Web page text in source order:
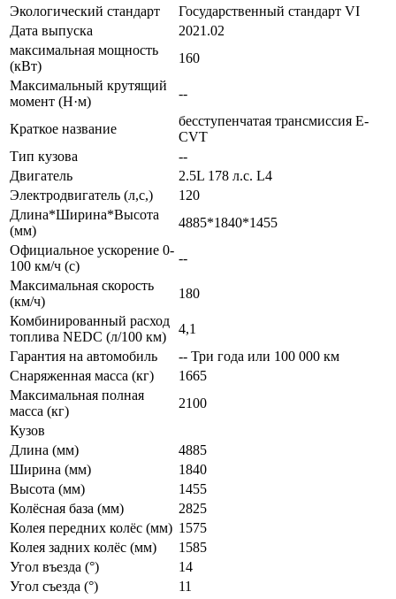
Экологический стандарт
Государственный стандарт VI
Дата выпуска
2021.02
максимальная мощность
(кВт)
160
Максимальный крутящий
момент (Н·м)
--
Краткое название
бесступенчатая трансмиссия E-
CVT
Тип кузова
--
Двигатель
2.5L 178 л.с. L4
Электродвигатель (л,с,)
120
Длина*Ширина*Высота
(мм)
4885*1840*1455
Официальное ускорение 0-
100 км/ч (с)
--
Максимальная скорость
(км/ч)
180
Комбинированный расход
топлива NEDC (л/100 км)
4,1
Гарантия на автомобиль
-- Три года или 100 000 км
Снаряженная масса (кг)
1665
Максимальная полная
масса (кг)
2100
Кузов
Длина (мм)
4885
Ширина (мм)
1840
Высота (мм)
1455
Колёсная база (мм)
2825
Колея передних колёс (мм) 1575
Колея задних колёс (мм)
1585
Угол въезда (°)
14
Угол съезда (°)
11